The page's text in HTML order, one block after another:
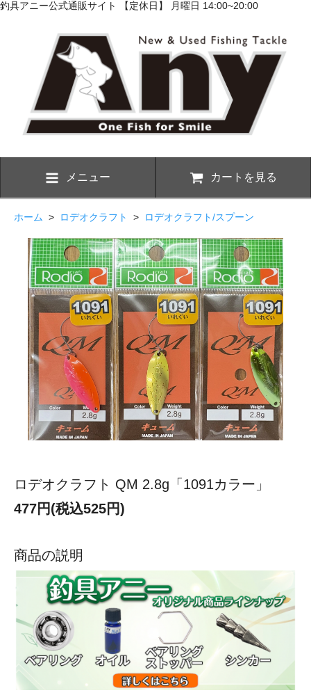
釣具アニー公式通販サイト 【定休日】 月曜日 14:00~20:00
メニュー カートを見る
ホーム > ロデオクラフト > ロデオクラフト/スプーン
ロデオクラフト QM 2.8g「1091カラー」
477円(税込525円)
商品の説明